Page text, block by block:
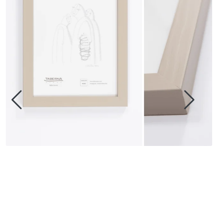
Trykk av bilder/skilt og innramming